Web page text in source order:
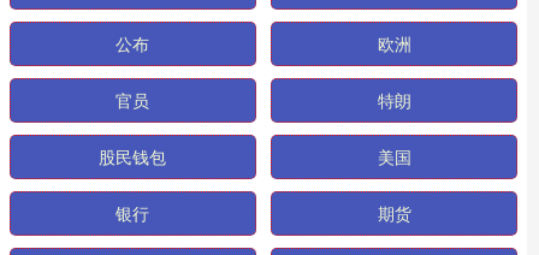
公布 欧洲
官员 特朗
股民钱包 美国
银行 期货